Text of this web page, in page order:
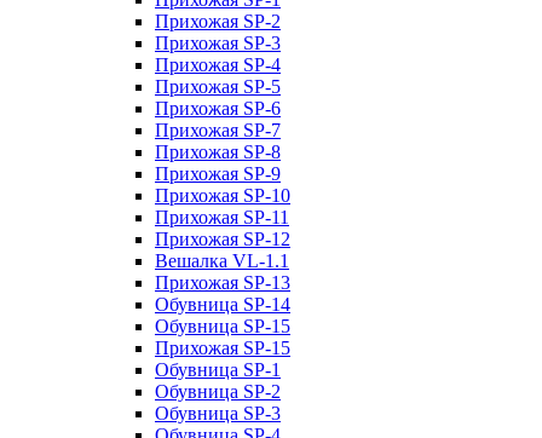
Прихожая SP-2
Прихожая SP-3
Прихожая SP-4
Прихожая SP-5
Прихожая SP-6
Прихожая SP-7
Прихожая SP-8
Прихожая SP-9
Прихожая SP-10
Прихожая SP-11
Прихожая SP-12
Вешалка VL-1.1
Прихожая SP-13
Обувница SP-14
Обувница SP-15
Прихожая SP-15
Обувница SP-1
Обувница SP-2
Обувница SP-3